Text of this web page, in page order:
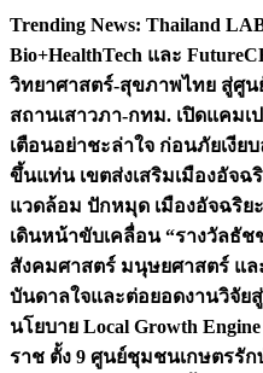
Skip
content
Trending News: Thailand
Bio+HealthTech และ
วิทยาศาสตร์-สุขภาพไทย สู่ศูน
สถานเสาวภา-กทม. เปิดแคม
เตือนอย่าชะล่าใจ ก่อนภัยเงีย
ขึ้นแท่น เขตส่งเสริมเมืองอัจฉ
แวดล้อม ปักหมุด เมืองอัจฉริย
เดินหน้าขับเคลื่อน “รางวัลธั
สังคมศาสตร์ มนุษยศาสตร์ แล
บันดาลใจและต่อยอดงานวิจัย
นโยบาย Local Growth
ราช ตั้ง 9 ศูนย์ชุมชนเกษตรรั